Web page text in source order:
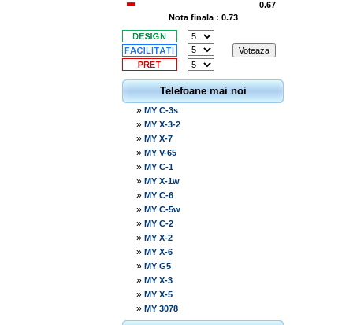
0.67
Nota finala : 0.73
Telefoane mai noi
» MY C-3s
» MY X-3-2
» MY X-7
» MY V-65
» MY C-1
» MY X-1w
» MY C-6
» MY C-5w
» MY C-2
» MY X-2
» MY X-6
» MY G5
» MY X-3
» MY X-5
» MY 3078